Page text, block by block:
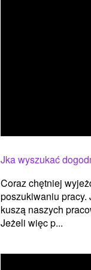
Jka wyszukać
Coraz chętniej
poszukiwaniu pracy.
kuszą naszych
Jeżeli więc p...